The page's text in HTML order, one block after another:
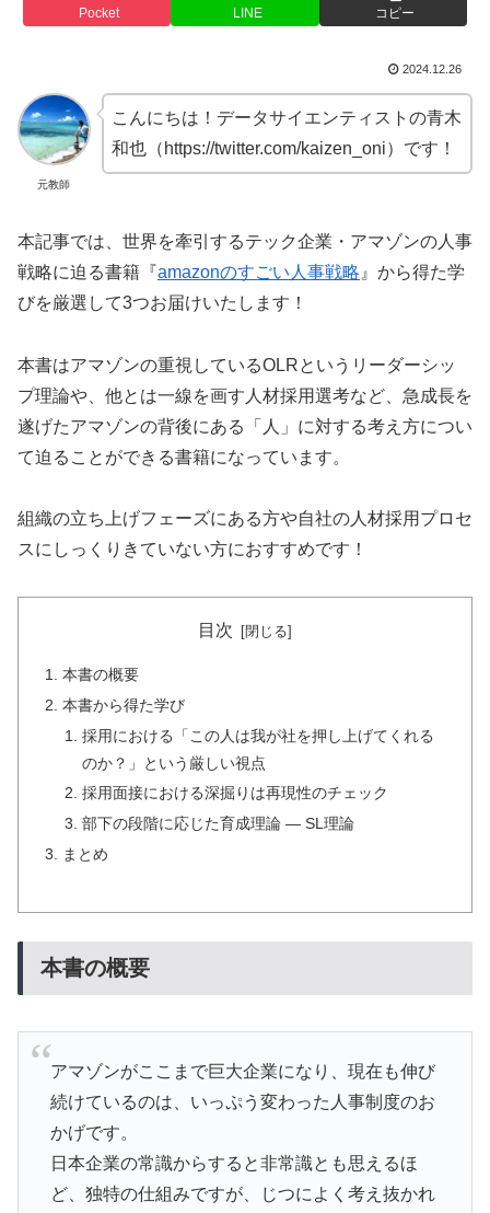
Pocket LINE コピー
2024.12.26
元教師
こんにちは！データサイエンティストの青木
和也（https://twitter.com/kaizen_oni）です！
本記事では、世界を牽引するテック企業・アマゾンの人事
戦略に迫る書籍『amazonのすごい人事戦略 』から得た学
びを厳選して3つお届けいたします！
本書はアマゾンの重視しているOLRというリーダーシッ
プ理論や、他とは一線を画す人材採用選考など、急成長を
遂げたアマゾンの背後にある「人」に対する考え方につい
て迫ることができる書籍になっています。
組織の立ち上げフェーズにある方や自社の人材採用プロセ
スにしっくりきていない方におすすめです！
目次
本書の概要
本書から得た学び
採用における「この人は我が社を押し上げてくれる
のか？」という厳しい視点
採用面接における深掘りは再現性のチェック
部下の段階に応じた育成理論 — SL理論
まとめ
本書の概要
アマゾンがここまで巨大企業になり、現在も伸び
続けているのは、いっぷう変わった人事制度のお
かげです。
日本企業の常識からすると非常識とも思えるほ
ど、独特の仕組みですが、じつによく考え抜かれ